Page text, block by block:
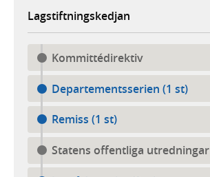
Lagstiftningskedjan
Kommittédirektiv
Departementsserien (1 st)
Remiss (1 st)
Statens offentliga utredningar